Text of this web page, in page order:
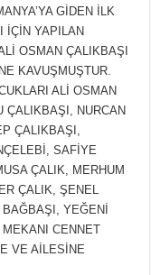
GİDEN İLK
İÇİN YAPILAN
OSMAN ÇALIKBAŞI
KAVUŞMUŞTUR.
ALİ OSMAN
ÇALIKBAŞI, NURCAN
ÇALIKBAŞI,
SAFİYE
ÇALIK, MERHUM
ÇALIK, ŞENEL
YEĞENİ
CENNET
VE AİLESİNE